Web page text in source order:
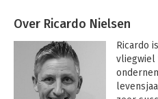
Over Ricardo Nielsen
Ricardo
vliegwiel